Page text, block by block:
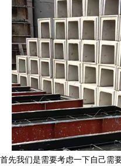
首先我们是需要考虑一下自己需